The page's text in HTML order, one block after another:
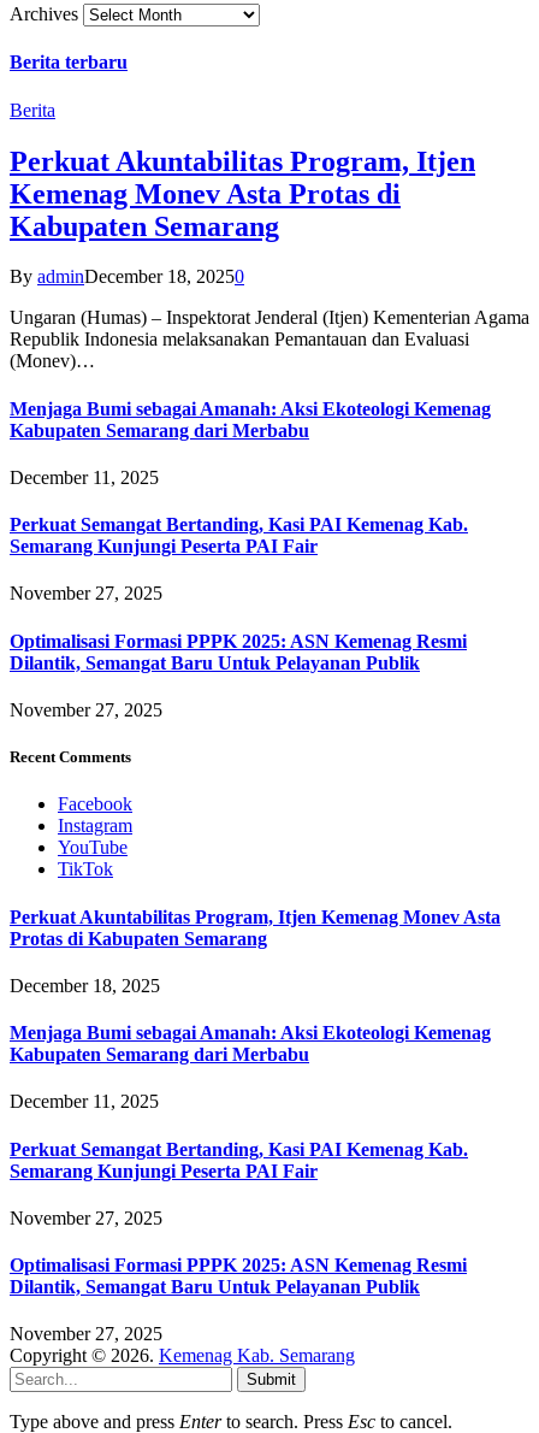
Archives
Berita terbaru
Berita
Perkuat Akuntabilitas Program, Itjen
Kemenag Monev Asta Protas di
Kabupaten Semarang
By adminDecember 18, 20250
Ungaran (Humas) – Inspektorat Jenderal (Itjen) Kementerian Agama
Republik Indonesia melaksanakan Pemantauan dan Evaluasi
(Monev)…
Menjaga Bumi sebagai Amanah: Aksi Ekoteologi Kemenag
Kabupaten Semarang dari Merbabu
December 11, 2025
Perkuat Semangat Bertanding, Kasi PAI Kemenag Kab.
Semarang Kunjungi Peserta PAI Fair
November 27, 2025
Optimalisasi Formasi PPPK 2025: ASN Kemenag Resmi
Dilantik, Semangat Baru Untuk Pelayanan Publik
November 27, 2025
Recent Comments
Facebook
Instagram
YouTube
TikTok
Perkuat Akuntabilitas Program, Itjen Kemenag Monev Asta
Protas di Kabupaten Semarang
December 18, 2025
Menjaga Bumi sebagai Amanah: Aksi Ekoteologi Kemenag
Kabupaten Semarang dari Merbabu
December 11, 2025
Perkuat Semangat Bertanding, Kasi PAI Kemenag Kab.
Semarang Kunjungi Peserta PAI Fair
November 27, 2025
Optimalisasi Formasi PPPK 2025: ASN Kemenag Resmi
Dilantik, Semangat Baru Untuk Pelayanan Publik
November 27, 2025
Copyright © 2026. Kemenag Kab. Semarang
Submit
Type above and press Enterto search. Press Esc to cancel.